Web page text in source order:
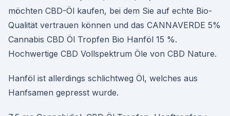
möchten CBD-Öl kaufen, bei dem Sie auf echte Bio-
Qualität vertrauen können und das CANNAVERDE 5%
Cannabis CBD Öl Tropfen Bio Hanföl 15 %.
Hochwertige CBD Vollspektrum Öle von CBD Nature.
Hanföl ist allerdings schlichtweg Öl, welches aus
Hanfsamen gepresst wurde.